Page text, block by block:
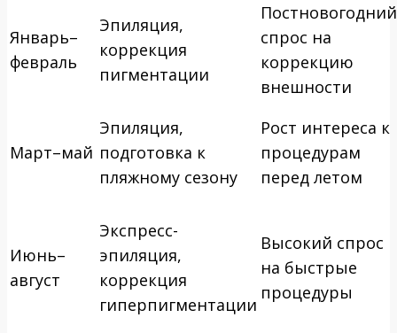
Январь–
февраль
Эпиляция,
коррекция
пигментации
Постновогодний
спрос на
коррекцию
внешности
Март–май
Эпиляция,
подготовка к
пляжному сезону
Рост интереса к
процедурам
перед летом
Июнь–
август
Экспресс-
эпиляция,
коррекция
гиперпигментации
Высокий спрос
на быстрые
процедуры